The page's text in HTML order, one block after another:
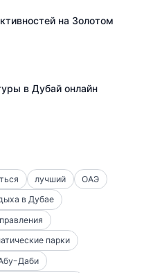
на Золотом
в Дубай онлайн
лучший
ОАЭ
в Дубае
парки
Даби